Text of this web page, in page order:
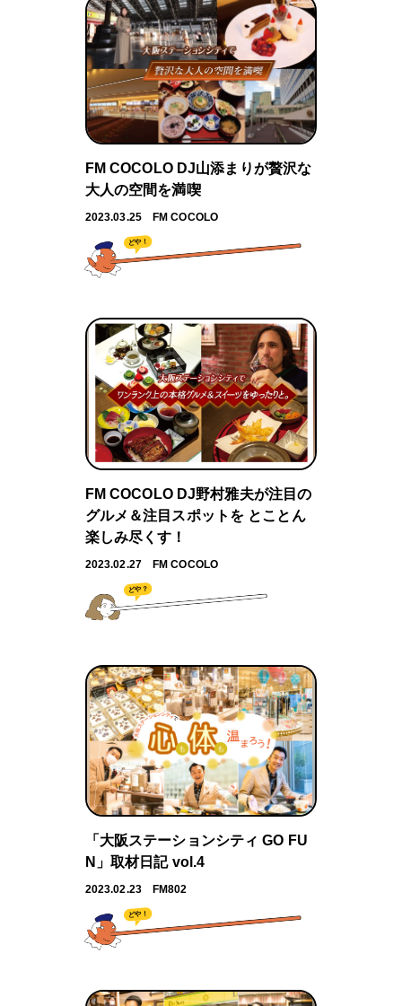
FM COCOLO DJ山添まりが贅沢な
大人の空間を満喫
2023.03.25 FM COCOLO
どや！
FM COCOLO DJ野村雅夫が注目の
グルメ＆注目スポットを とことん
楽しみ尽くす！
2023.02.27 FM COCOLO
どや？
「大阪ステーションシティ GO FU
N」取材日記 vol.4
2023.02.23 FM802
どや！